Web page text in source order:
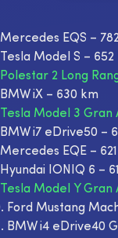
Mercedes EQS –
Tesla Model S – 652
Polestar 2 Long
BMW iX – 630 km
Tesla Model 3
BMW i7 eDrive50 –
Mercedes EQE –
Hyundai IONIQ 6 –
Tesla Model Y
Ford Mustang
BMW i4 eDrive40